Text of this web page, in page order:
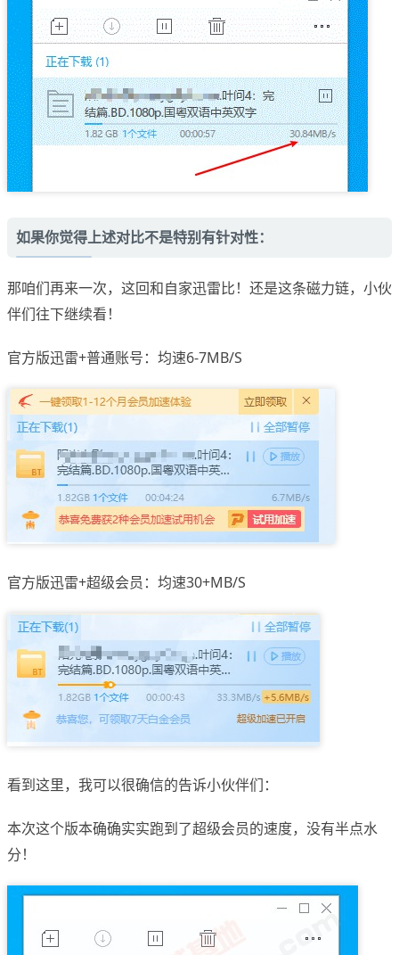
如果你觉得上述对比不是特别有针对性：
那咱们再来一次，这回和自家迅雷比！还是这条磁力链，小伙
伴们往下继续看！
官方版迅雷+普通账号：均速6-7MB/S
官方版迅雷+超级会员：均速30+MB/S
看到这里，我可以很确信的告诉小伙伴们：
本次这个版本确确实实跑到了超级会员的速度，没有半点水
分！